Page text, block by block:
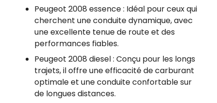
Peugeot 2008 essence : Idéal pour ceux qui
cherchent une conduite dynamique, avec
une excellente tenue de route et des
performances fiables.
Peugeot 2008 diesel : Conçu pour les longs
trajets, il offre une efficacité de carburant
optimale et une conduite confortable sur
de longues distances.